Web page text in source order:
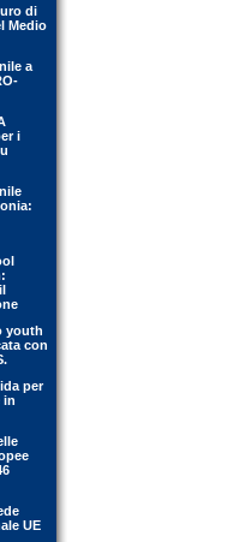
di
Medio
a
i
youth
con
per
in
UE